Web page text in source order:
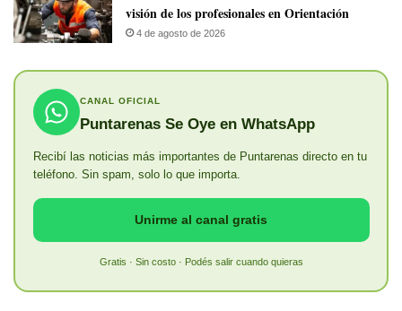
visión de los profesionales en Orientación
4 de agosto de 2026
CANAL OFICIAL
Puntarenas Se Oye en WhatsApp
Recibí las noticias más importantes de Puntarenas directo en tu
teléfono. Sin spam, solo lo que importa.
Unirme al canal gratis
Gratis · Sin costo · Podés salir cuando quieras